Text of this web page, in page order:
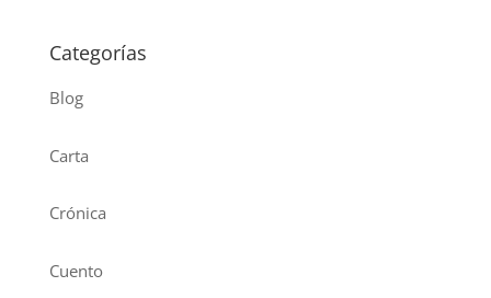
Categorías
Blog
Carta
Crónica
Cuento